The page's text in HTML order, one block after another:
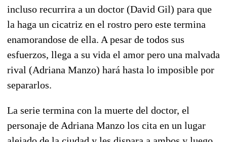
incluso recurrira a un doctor (David Gil) para que
la haga un cicatriz en el rostro pero este termina
enamorandose de ella. A pesar de todos sus
esfuerzos, llega a su vida el amor pero una malvada
rival (Adriana Manzo) hará hasta lo imposible por
separarlos.
La serie termina con la muerte del doctor, el
personaje de Adriana Manzo los cita en un lugar